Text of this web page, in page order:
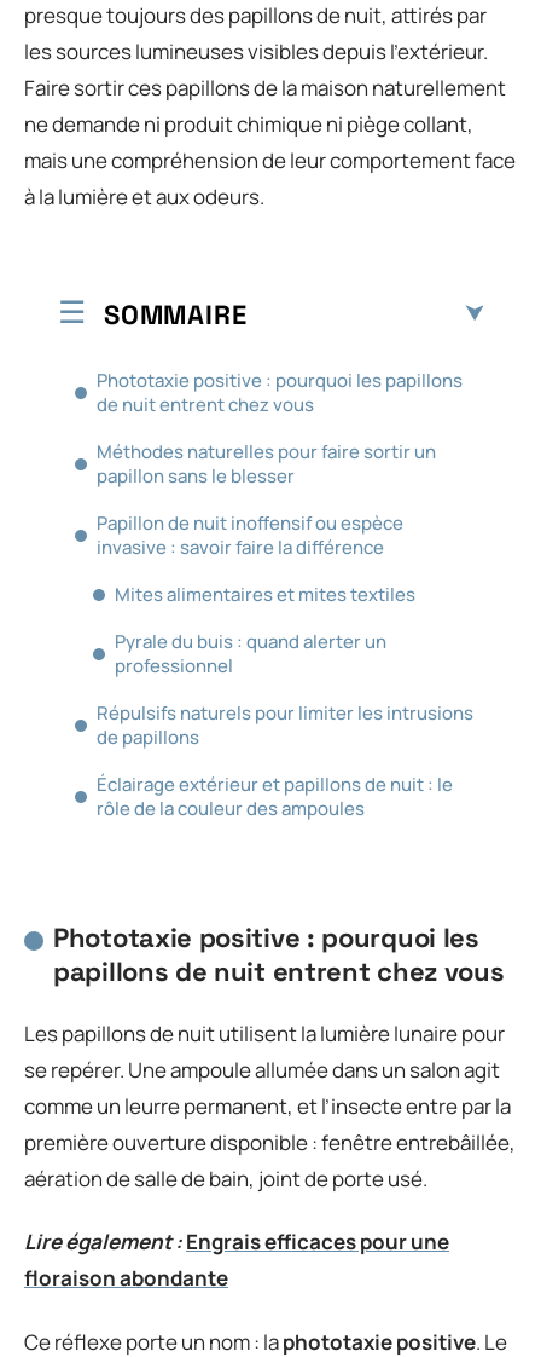
presque toujours des papillons de nuit, attirés par
les sources lumineuses visibles depuis l’extérieur.
Faire sortir ces papillons de la maison naturellement
ne demande ni produit chimique ni piège collant,
mais une compréhension de leur comportement face
à la lumière et aux odeurs.
SOMMAIRE
Phototaxie positive : pourquoi les papillons
de nuit entrent chez vous
Méthodes naturelles pour faire sortir un
papillon sans le blesser
Papillon de nuit inoffensif ou espèce
invasive : savoir faire la différence
Mites alimentaires et mites textiles
Pyrale du buis : quand alerter un
professionnel
Répulsifs naturels pour limiter les intrusions
de papillons
Éclairage extérieur et papillons de nuit : le
rôle de la couleur des ampoules
Phototaxie positive : pourquoi les
papillons de nuit entrent chez vous
Les papillons de nuit utilisent la lumière lunaire pour
se repérer. Une ampoule allumée dans un salon agit
comme un leurre permanent, et l’insecte entre par la
première ouverture disponible : fenêtre entrebâillée,
aération de salle de bain, joint de porte usé.
Lire également :Engrais efficaces pour une
floraison abondante
Ce réflexe porte un nom : laphototaxie positive. Le